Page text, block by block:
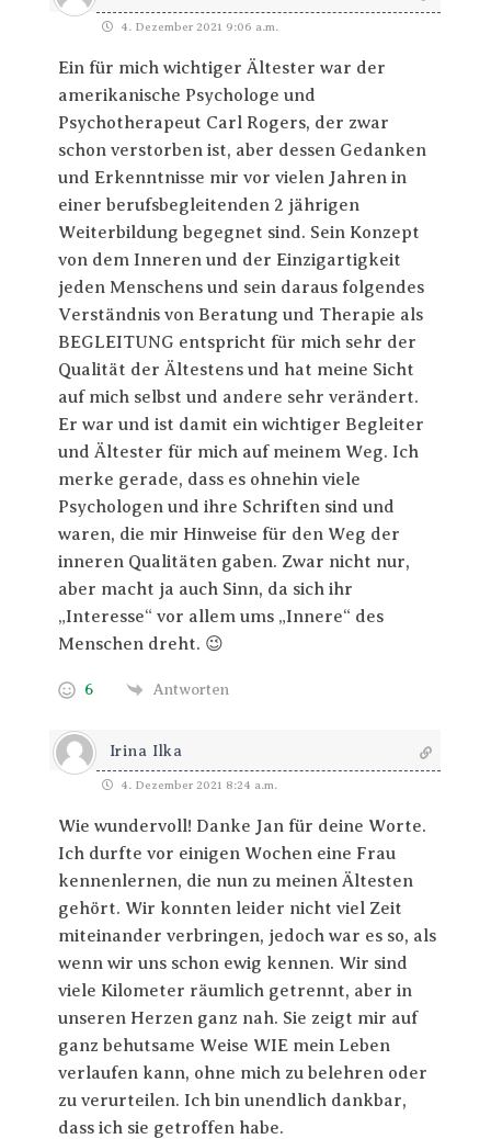
4. Dezember 2021 9:06 a.m.
Ein für mich wichtiger Ältester war der
amerikanische Psychologe und
Psychotherapeut Carl Rogers, der zwar
schon verstorben ist, aber dessen Gedanken
und Erkenntnisse mir vor vielen Jahren in
einer berufsbegleitenden 2 jährigen
Weiterbildung begegnet sind. Sein Konzept
von dem Inneren und der Einzigartigkeit
jeden Menschens und sein daraus folgendes
Verständnis von Beratung und Therapie als
BEGLEITUNG entspricht für mich sehr der
Qualität der Ältestens und hat meine Sicht
auf mich selbst und andere sehr verändert.
Er war und ist damit ein wichtiger Begleiter
und Ältester für mich auf meinem Weg. Ich
merke gerade, dass es ohnehin viele
Psychologen und ihre Schriften sind und
waren, die mir Hinweise für den Weg der
inneren Qualitäten gaben. Zwar nicht nur,
aber macht ja auch Sinn, da sich ihr
„Interesse“ vor allem ums „Innere“ des
Menschen dreht. 😉
6 Antworten
Irina Ilka
4. Dezember 2021 8:24 a.m.
Wie wundervoll! Danke Jan für deine Worte.
Ich durfte vor einigen Wochen eine Frau
kennenlernen, die nun zu meinen Ältesten
gehört. Wir konnten leider nicht viel Zeit
miteinander verbringen, jedoch war es so, als
wenn wir uns schon ewig kennen. Wir sind
viele Kilometer räumlich getrennt, aber in
unseren Herzen ganz nah. Sie zeigt mir auf
ganz behutsame Weise WIE mein Leben
verlaufen kann, ohne mich zu belehren oder
zu verurteilen. Ich bin unendlich dankbar,
dass ich sie getroffen habe.